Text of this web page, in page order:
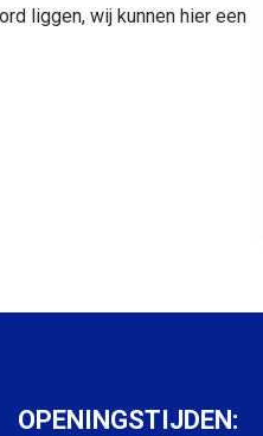
liggen, wij kunnen hier een
OPENINGSTIJDEN: